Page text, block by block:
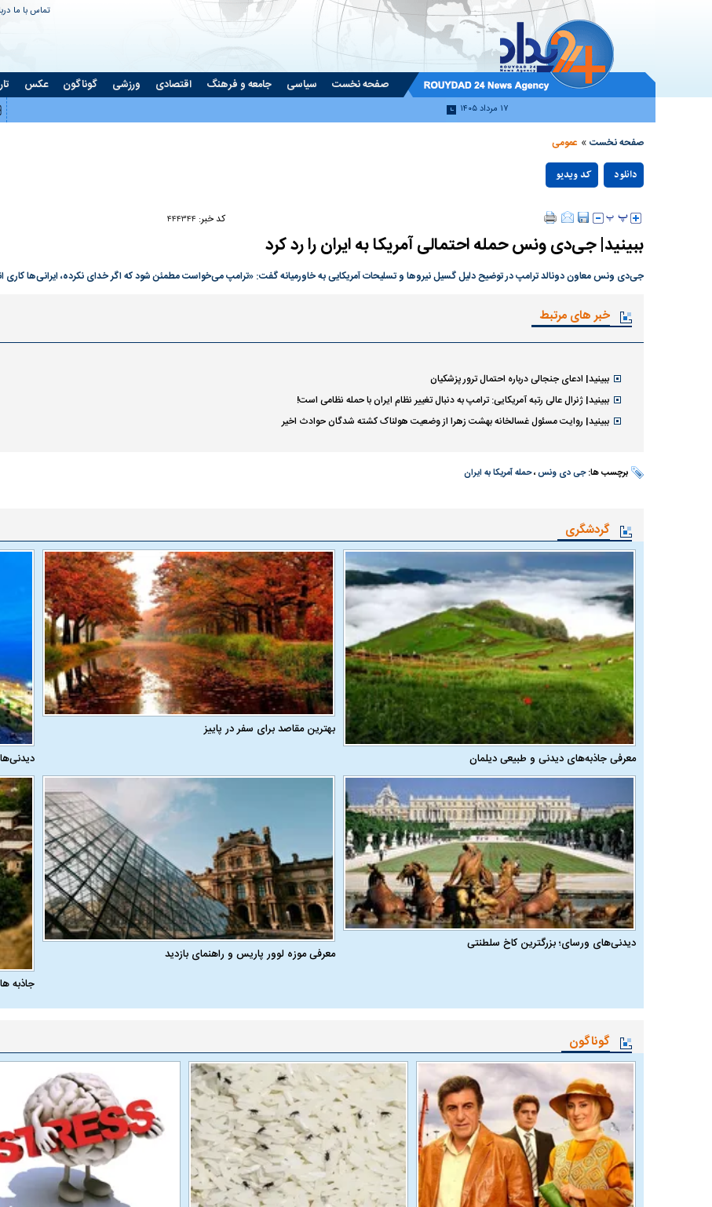
تماس با ما
صفحه نخست سیاسی جامعه و فرهنگ اقتصادی ورزشی گوناگون عکس
۱۷ مرداد ۱۴۰۵
صفحه نخست » عمومی
Video
کد ویدیو دانلود
کد خبر: ۴۴۴۳۴۴
ببینید| جی‌دی ونس حمله احتمالی آمریکا به ایران را رد کرد
جی‌دی ونس معاون دونالد ترامپ در توضیح دلیل گسیل نیروها و تسلیحات آمریکایی به خاورمیانه گفت: «ترامپ می‌خواست مطمئن شود که اگر خدای نکرده، ایرانی‌ها کاری
خبر های مرتبط
ببینید| ادعای جنجالی درباره احتمال ترور پزشکیان
ببینید| ژنرال عالی رتبه آمریکایی: ترامپ به دنبال تغییر نظام ایران با حمله نظامی است!
ببینید| روایت مسئول غسالخانه بهشت زهرا از وضعیت هولناک کشته شدگان حوادث اخیر
برچسب ها:جی دی ونس،حمله آمریکا به ایران
گردشگری
معرفی جاذبه‌های دیدنی و طبیعی دیلمان
بهترین مقاصد برای سفر در پاییز
دیدنی‌های ورسای؛ بزرگترین کاخ سلطنتی
معرفی موزه لوور پاریس و راهنمای بازدید
جاذبه
گوناگون